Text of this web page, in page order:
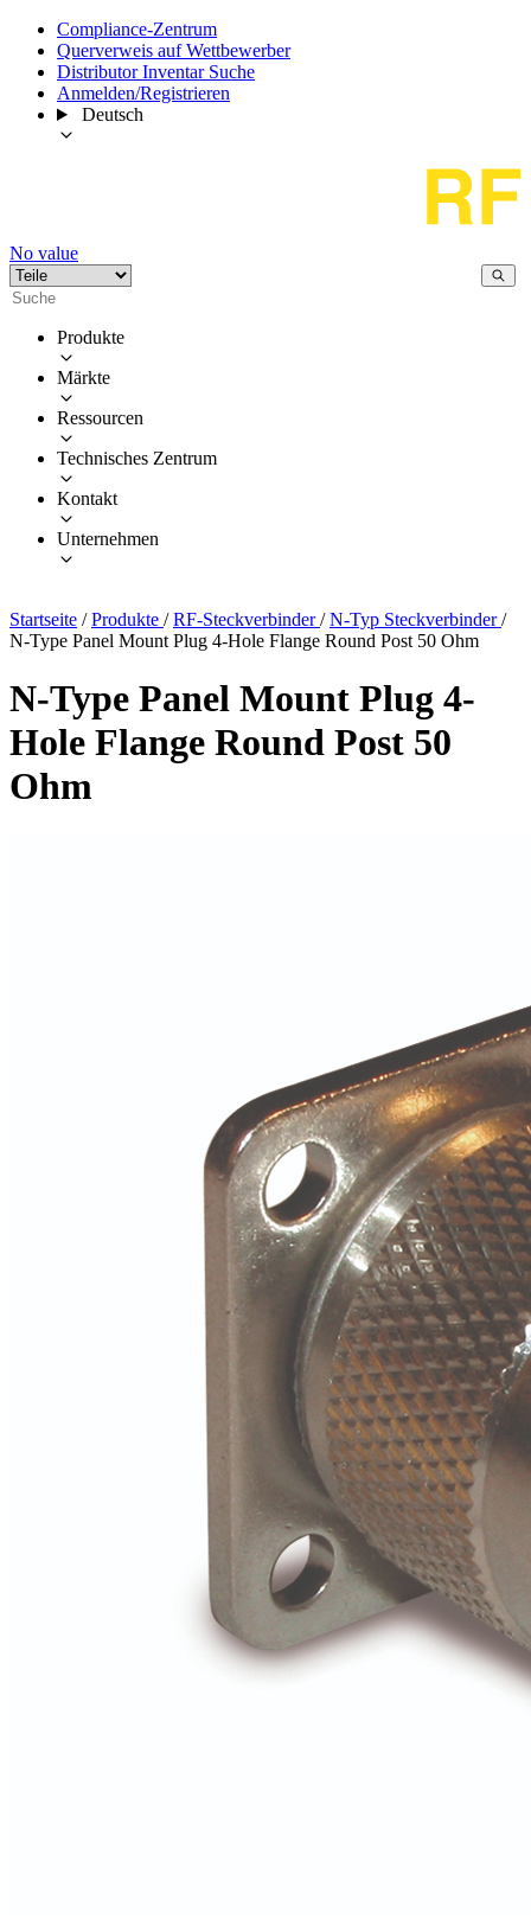
Compliance-Zentrum
Querverweis auf Wettbewerber
Distributor Inventar Suche
Anmelden/Registrieren
Deutsch
No value
Produkte
Märkte
Ressourcen
Technisches Zentrum
Kontakt
Unternehmen
Startseite / Produkte / RF-Steckverbinder/ N-Typ Steckverbinder/
N-Type Panel Mount Plug 4-Hole Flange Round Post 50 Ohm
N-Type Panel Mount Plug 4-
Hole Flange Round Post 50
Ohm